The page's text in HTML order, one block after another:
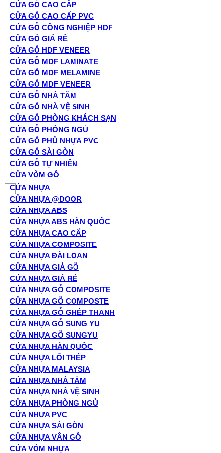
CỬA GỖ CAO CẤP
CỬA GỖ CAO CẤP PVC
CỬA GỖ CÔNG NGHIỆP HDF
CỬA GỖ GIÁ RẺ
CỬA GỖ HDF VENEER
CỬA GỖ MDF LAMINATE
CỬA GỖ MDF MELAMINE
CỬA GỖ MDF VENEER
CỬA GỖ NHÀ TẮM
CỬA GỖ NHÀ VỆ SINH
CỬA GỖ PHÒNG KHÁCH SẠN
CỬA GỖ PHÒNG NGỦ
CỬA GỖ PHỦ NHỰA PVC
CỬA GỖ SÀI GÒN
CỬA GỖ TỰ NHIÊN
CỬA VÒM GỖ
CỬA NHỰA
CỬA NHỰA @DOOR
CỬA NHỰA ABS
CỬA NHỰA ABS HÀN QUỐC
CỬA NHỰA CAO CẤP
CỬA NHỰA COMPOSITE
CỬA NHỰA ĐÀI LOAN
CỬA NHỰA GIẢ GỖ
CỬA NHỰA GIÁ RẺ
CỬA NHỰA GỖ COMPOSITE
CỬA NHỰA GỖ COMPOSTE
CỬA NHỰA GỖ GHÉP THANH
CỬA NHỰA GỖ SUNG YU
CỬA NHỰA GỖ SUNGYU
CỬA NHỰA HÀN QUỐC
CỬA NHỰA LÕI THÉP
CỬA NHỰA MALAYSIA
CỬA NHỰA NHÀ TẮM
CỬA NHỰA NHÀ VỆ SINH
CỬA NHỰA PHÒNG NGỦ
CỬA NHỰA PVC
CỬA NHỰA SÀI GÒN
CỬA NHỰA VÂN GỖ
CỬA VÒM NHỰA